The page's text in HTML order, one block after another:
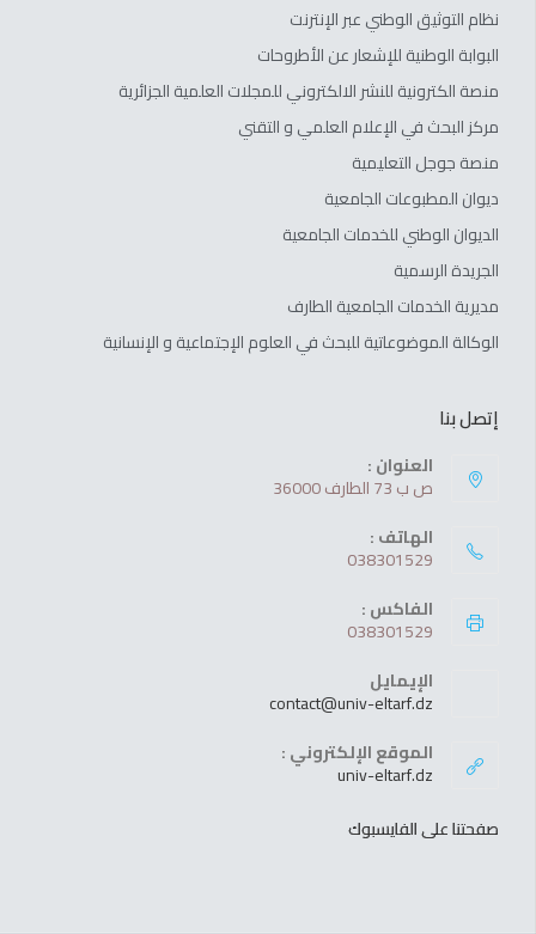
نظام التوثيق الوطني عبر الإنترنت
البوابة الوطنية للإشعار عن الأطروحات
منصة الكترونية للنشر الالكتروني للمجلات العلمية الجزائرية
مركز البحث في الإعلام العلمي و التقني
منصة جوجل التعليمية
ديوان المطبوعات الجامعية
الديوان الوطني للخدمات الجامعية
الجريدة الرسمية
مديرية الخدمات الجامعية الطارف
الوكالة الموضوعاتية للبحث في العلوم الإجتماعية و الإنسانية
إتصل بنا
العنوان :
ص ب 73 الطارف 36000
الهاتف :
038301529
الفاكس :
038301529
الإيمايل
contact@univ-eltarf.dz
الموقع الإلكتروني :
univ-eltarf.dz
صفحتنا على الفايسبوك